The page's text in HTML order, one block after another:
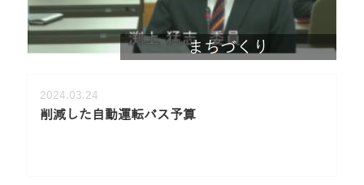
まちづくり
2024.03.24
削減した自動運転バス予算